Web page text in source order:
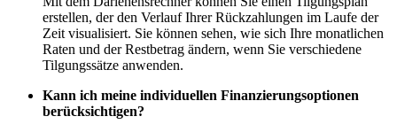
erstellen, der den Verlauf Ihrer Rückzahlungen im Laufe der
Zeit visualisiert. Sie können sehen, wie sich Ihre monatlichen
Raten und der Restbetrag ändern, wenn Sie verschiedene
Tilgungssätze anwenden.
Kann ich meine individuellen Finanzierungsoptionen
berücksichtigen?